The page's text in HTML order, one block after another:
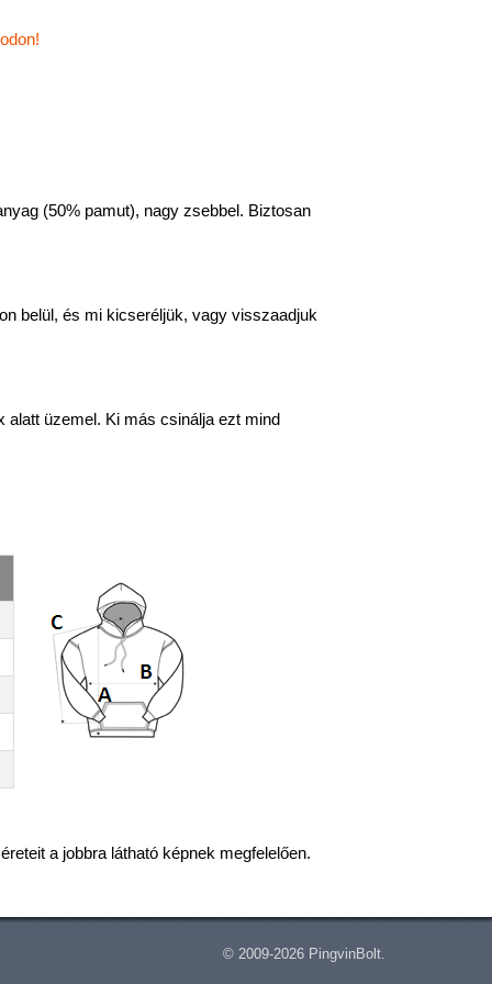
(50% pamut), nagy zsebbel. Biztosan
belül, és mi kicseréljük, vagy visszaadjuk
alatt üzemel. Ki más csinálja ezt mind
a jobbra látható képnek megfelelően.
© 2009-2026 PingvinBolt.